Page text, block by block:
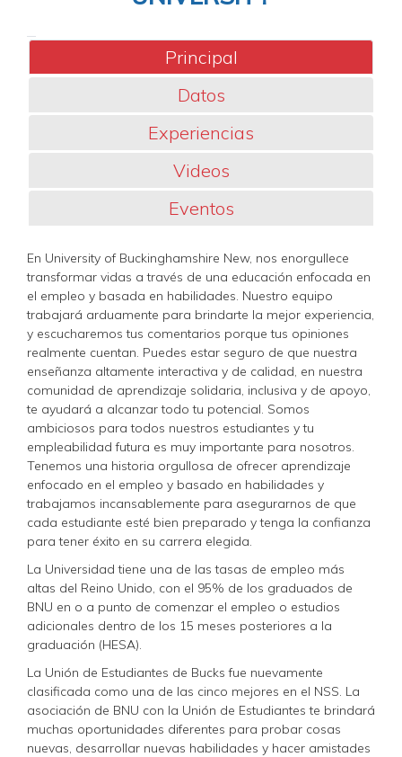
Principal
Datos
Experiencias
Videos
Eventos
En University of Buckinghamshire New, nos enorgullece
transformar vidas a través de una educación enfocada en
el empleo y basada en habilidades. Nuestro equipo
trabajará arduamente para brindarte la mejor experiencia,
y escucharemos tus comentarios porque tus opiniones
realmente cuentan. Puedes estar seguro de que nuestra
enseñanza altamente interactiva y de calidad, en nuestra
comunidad de aprendizaje solidaria, inclusiva y de apoyo,
te ayudará a alcanzar todo tu potencial. Somos
ambiciosos para todos nuestros estudiantes y tu
empleabilidad futura es muy importante para nosotros.
Tenemos una historia orgullosa de ofrecer aprendizaje
enfocado en el empleo y basado en habilidades y
trabajamos incansablemente para asegurarnos de que
cada estudiante esté bien preparado y tenga la confianza
para tener éxito en su carrera elegida.
La Universidad tiene una de las tasas de empleo más
altas del Reino Unido, con el 95% de los graduados de
BNU en o a punto de comenzar el empleo o estudios
adicionales dentro de los 15 meses posteriores a la
graduación (HESA).
La Unión de Estudiantes de Bucks fue nuevamente
clasificada como una de las cinco mejores en el NSS. La
asociación de BNU con la Unión de Estudiantes te brindará
muchas oportunidades diferentes para probar cosas
nuevas, desarrollar nuevas habilidades y hacer amistades